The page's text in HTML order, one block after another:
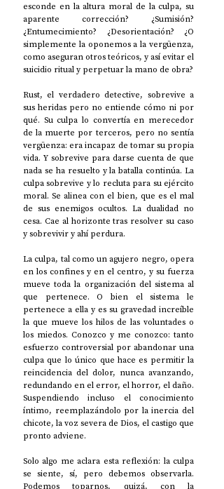
esconde en la altura moral de la culpa, su
aparente corrección? ¿Sumisión?
¿Entumecimiento? ¿Desorientación? ¿O
simplemente la oponemos a la vergüenza,
como aseguran otros teóricos, y así evitar el
suicidio ritual y perpetuar la mano de obra?
Rust, el verdadero detective, sobrevive a
sus heridas pero no entiende cómo ni por
qué. Su culpa lo convertía en merecedor
de la muerte por terceros, pero no sentía
vergüenza: era incapaz de tomar su propia
vida. Y sobrevive para darse cuenta de que
nada se ha resuelto y la batalla continúa. La
culpa sobrevive y lo recluta para su ejército
moral. Se alinea con el bien, que es el mal
de sus enemigos ocultos. La dualidad no
cesa. Cae al horizonte tras resolver su caso
y sobrevivir y ahí perdura.
La culpa, tal como un agujero negro, opera
en los confines y en el centro, y su fuerza
mueve toda la organización del sistema al
que pertenece. O bien el sistema le
pertenece a ella y es su gravedad increíble
la que mueve los hilos de las voluntades o
los miedos. Conozco y me conozco: tanto
esfuerzo controversial por abandonar una
culpa que lo único que hace es permitir la
reincidencia del dolor, nunca avanzando,
redundando en el error, el horror, el daño.
Suspendiendo incluso el conocimiento
íntimo, reemplazándolo por la inercia del
chicote, la voz severa de Dios, el castigo que
pronto adviene.
Solo algo me aclara esta reflexión: la culpa
se siente, sí, pero debemos observarla.
Podemos toparnos, quizá, con la